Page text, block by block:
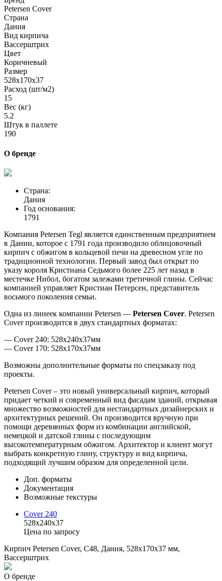
Petersen Cover
Страна
Дания
Вид кирпича
Вассерштрих
Цвет
Коричневый
Размер
528x170x37
Расход (шт/м2)
15
Вес (кг)
5.2
Штук в паллете
190
О бренде
Страна:
Дания
Год основания:
1791
Компания Petersen Tegl является единственным предприятием
в Дании, которое с 1791 года производило облицовочный
кирпич с обжигом в кольцевой печи на древесном угле по
традиционной технологии. Первый завод был открыт по
указу короля Кристиана Седьмого более 225 лет назад в
местечке Нибол, богатом залежами третичной глины. Сейчас
компанией управляет Кристиан Петерсен, представитель
восьмого поколения семьи.
Одна из линеек компании Petersen — Petersen Cover. Petersen
Cover производится в двух стандартных форматах:
— Cover 240: 528x240x37мм
— Cover 170: 528x170x37мм
Возможны дополнительные форматы по спецзаказу под
проекты.
Petersen Cover – это новый универсальный кирпич, который
придает четкий и современный вид фасадам зданий, открывая
множество возможностей для нестандартных дизайнерских и
архитектурных решений. Он производится вручную при
помощи деревянных форм из комбинации английской,
немецкой и датской глины с последующим
высокотемпературным обжигом. Архитектор и клиент могут
выбрать конкретную глину, структуру и вид кирпича,
подходящий лучшим образом для определенной цели.
Доп. форматы
Документация
Возможные текстуры
Cover 240
528x240x37
Цена по запросу
Кирпич Petersen Cover, C48, Дания, 528x170x37 мм,
Вассерштрих
О бренде